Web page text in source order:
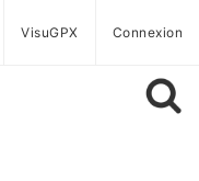
VisuGPX Connexion